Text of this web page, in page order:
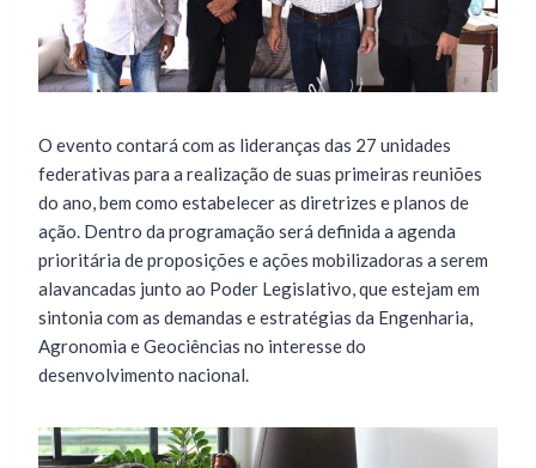
O evento contará com as lideranças das 27 unidades
federativas para a realização de suas primeiras reuniões
do ano, bem como estabelecer as diretrizes e planos de
ação. Dentro da programação será definida a agenda
prioritária de proposições e ações mobilizadoras a serem
alavancadas junto ao Poder Legislativo, que estejam em
sintonia com as demandas e estratégias da Engenharia,
Agronomia e Geociências no interesse do
desenvolvimento nacional.